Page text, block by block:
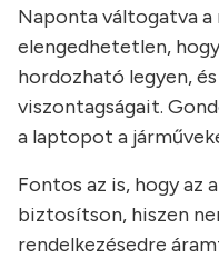
Naponta váltogatva a
elengedhetetlen,
hordozható legyen,
viszontagságait.
a laptopot a
Fontos az is, hogy az
biztosítson, hiszen
rendelkezésedre